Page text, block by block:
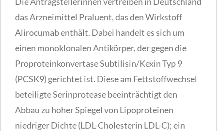
das Arzneimittel Praluent, das den Wirkstoff
Alirocumab enthält. Dabei handelt es sich um
einen monoklonalen Antikörper, der gegen die
Proproteinkonvertase Subtilisin/Kexin Typ 9
(PCSK9) gerichtet ist. Diese am Fettstoffwechsel
beteiligte Serinprotease beeinträchtigt den
Abbau zu hoher Spiegel von Lipoproteinen
niedriger Dichte (LDL-Cholesterin LDL-C); ein